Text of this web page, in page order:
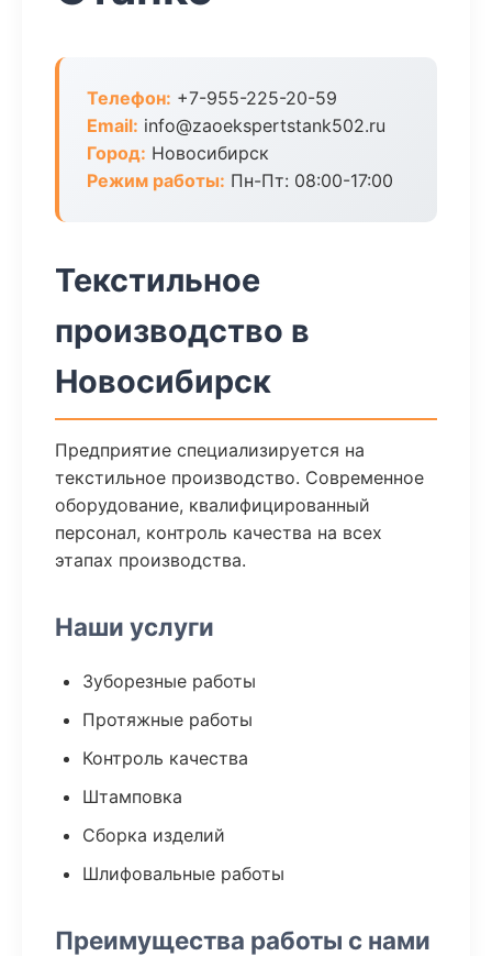
Телефон: +7-955-225-20-59
Email: info@zaoekspertstank502.ru
Город: Новосибирск
Режим работы: Пн-Пт: 08:00-17:00
Текстильное
производство в
Новосибирск
Предприятие специализируется на
текстильное производство. Современное
оборудование, квалифицированный
персонал, контроль качества на всех
этапах производства.
Наши услуги
Зуборезные работы
Протяжные работы
Контроль качества
Штамповка
Сборка изделий
Шлифовальные работы
Преимущества работы с нами